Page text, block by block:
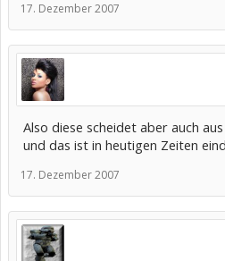
17. Dezember 2007
Also diese scheidet aber auch
und das ist in heutigen Zeiten
17. Dezember 2007